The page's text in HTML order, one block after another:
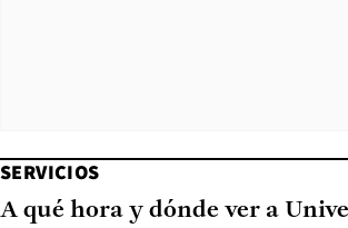
SERVICIOS
A qué hora y dónde ver a